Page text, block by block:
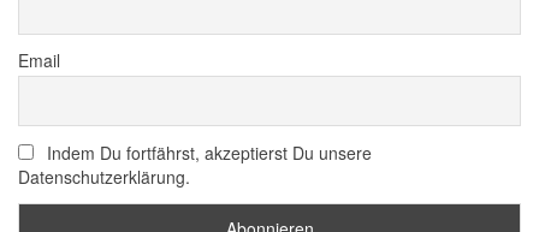
Email
Indem Du fortfährst, akzeptierst Du unsere
Datenschutzerklärung.